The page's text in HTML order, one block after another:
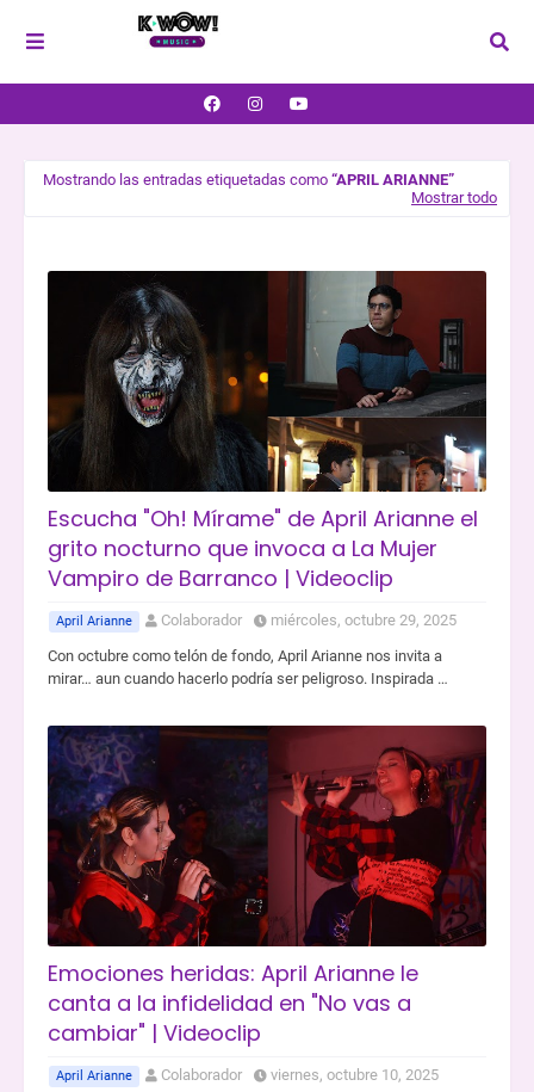
Mostrando las entradas etiquetadas como APRIL ARIANNE
Mostrar todo
Escucha "Oh! Mírame" de April Arianne el
grito nocturno que invoca a La Mujer
Vampiro de Barranco | Videoclip
April Arianne Colaborador
miércoles, octubre 29, 2025
Con octubre como telón de fondo, April Arianne nos invita a
mirar… aun cuando hacerlo podría ser peligroso. Inspirada …
Emociones heridas: April Arianne le
canta a la infidelidad en "No vas a
cambiar" | Videoclip
April Arianne Colaborador
viernes, octubre 10, 2025